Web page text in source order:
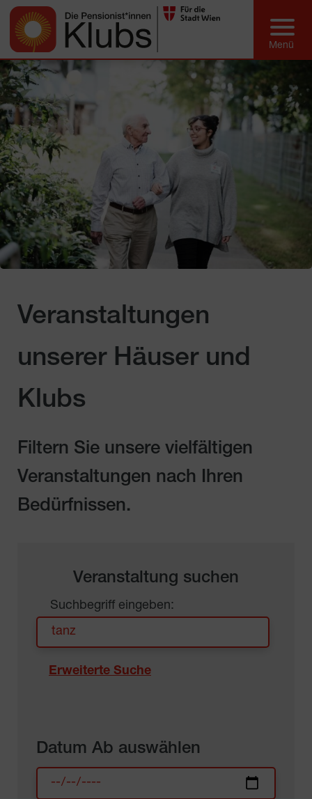
Veranstaltungen
unserer Häuser und
Klubs
Filtern Sie unsere vielfältigen
Veranstaltungen nach Ihren
Bedürfnissen.
Veranstaltung suchen
Suchbegriff eingeben:
Erweiterte Suche
Datum Ab auswählen